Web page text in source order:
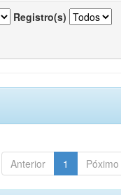
Registro(s)
Anterior 1 Póximo